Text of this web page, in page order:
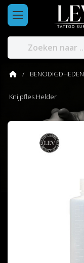
BENODIGDHEDEN
Knijpfles Helder